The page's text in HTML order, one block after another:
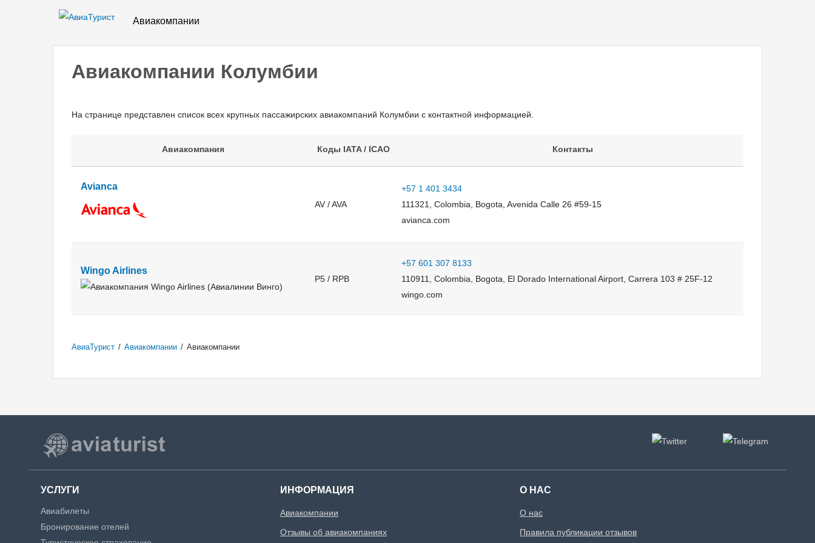
Авиакомпании
Авиакомпании Колумбии
На странице представлен список всех крупных пассажирских авиакомпаний Колумбии с контактной информацией.
Авиакомпания Коды IATA / ICAO Контакты
Avianca
AV / AVA
+57 1 401 3434
111321, Colombia, Bogota, Avenida Calle 26 #59-15
avianca.com
Wingo Airlines
P5 / RPB
+57 601 307 8133
110911, Colombia, Bogota, El Dorado International Airport, Carrera 103 # 25F-12
wingo.com
АвиаТурист / Авиакомпании / Авиакомпании
УСЛУГИ
Авиабилеты
Бронирование отелей
ИНФОРМАЦИЯ
Авиакомпании
Отзывы об авиакомпаниях
О НАС
О нас
Правила публикации отзывов